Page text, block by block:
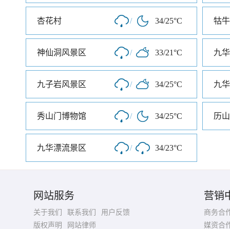
杏花村 / 34/25°C 牯
神仙洞风景区 / 33/21°C 九
九子岩风景区 / 34/25°C 九
秀山门博物馆 / 34/25°C 历
九华漂流景区 / 34/23°C
网站服务
关于我们 联系我们
用户反馈
版权声明
网站律师
营销
商务合
媒资合